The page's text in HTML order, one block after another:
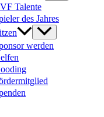
Talente
des Jahres
werden